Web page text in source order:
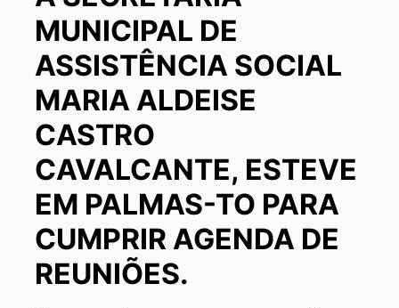
MUNICIPAL DE
ASSISTÊNCIA SOCIAL
MARIA ALDEISE
CASTRO
CAVALCANTE, ESTEVE
EM PALMAS-TO PARA
CUMPRIR AGENDA DE
REUNIÕES.